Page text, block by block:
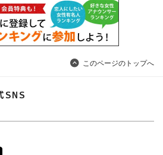
このページのトップへ